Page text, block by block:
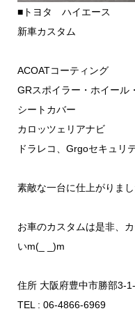
■トヨタ ハイエース
新車カスタム
ACOATコーティング
GRスポイラー・ホイール
シートカバー
カロッツェリアナビ
ドラレコ、Grgoセキュリ
素敵な一台に仕上がりま
お車のカスタムは是非、
いm(_ _)m
住所 大阪府豊中市勝部3-
TEL : 06-4866-6969